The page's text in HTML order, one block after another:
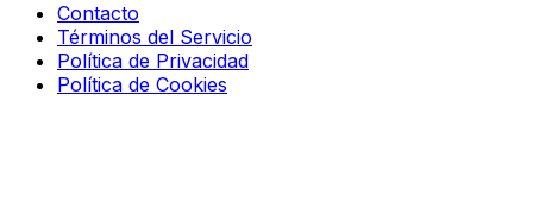
Contacto
Términos del Servicio
Política de Privacidad
Política de Cookies